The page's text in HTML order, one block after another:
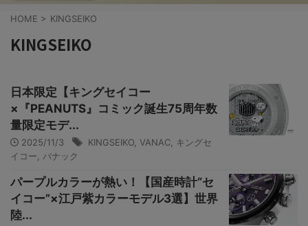
HOME > KINGSEIKO
KINGSEIKO
日本限定【キングセイコー
×『PEANUTS』コミック誕生75周年数
量限定モデ...
2025/11/3 KINGSEIKO VANAC キングセ
イコー
バナック
パープルカラーが熱い！【国産時計“セ
イコー”×江戸紫カラーモデル3選】世界
陸...